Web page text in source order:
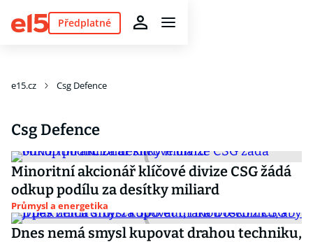
Předplatné
e15.cz Csg Defence
Csg Defence
Minoritní akcionář klíčové divize CSG žádá
odkup podílu za desítky miliard
Průmysl a energetika
Dnes nemá smysl kupovat drahou techniku,